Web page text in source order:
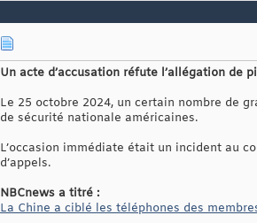
Un acte d’accusation réfute l’allégation de
Le 25 octobre 2024, un certain nombre de
de sécurité nationale américaines.
L’occasion immédiate était un incident au
d’appels.
NBCnews a titré :
La Chine a ciblé les téléphones des